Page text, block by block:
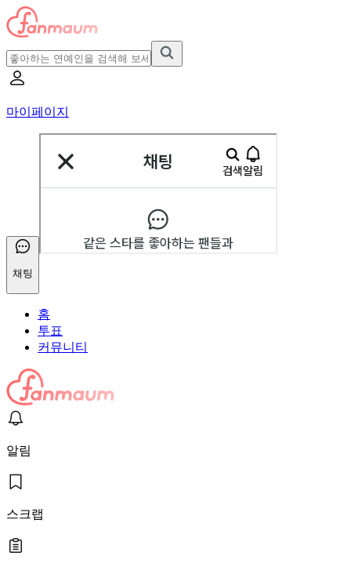
마이페이지
채팅
홈
투표
커뮤니티
알림
스크랩